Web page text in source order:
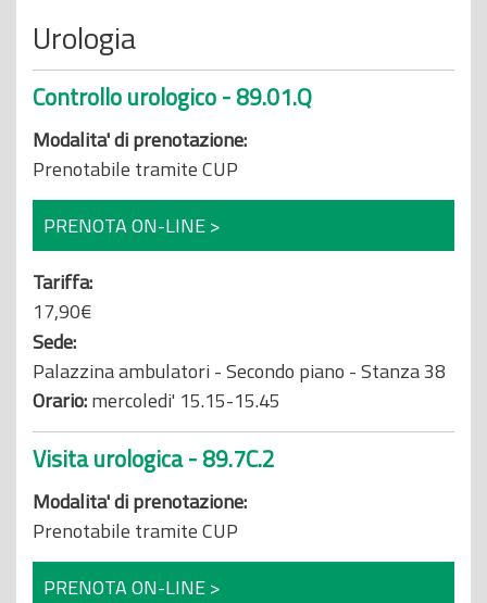
Urologia
Controllo urologico - 89.01.Q
Modalita' di prenotazione:
Prenotabile tramite CUP
PRENOTA ON-LINE >
Tariffa:
17,90€
Sede:
Palazzina ambulatori - Secondo piano - Stanza 38
Orario:mercoledi' 15.15-15.45
Visita urologica - 89.7C.2
Modalita' di prenotazione:
Prenotabile tramite CUP
PRENOTA ON-LINE >